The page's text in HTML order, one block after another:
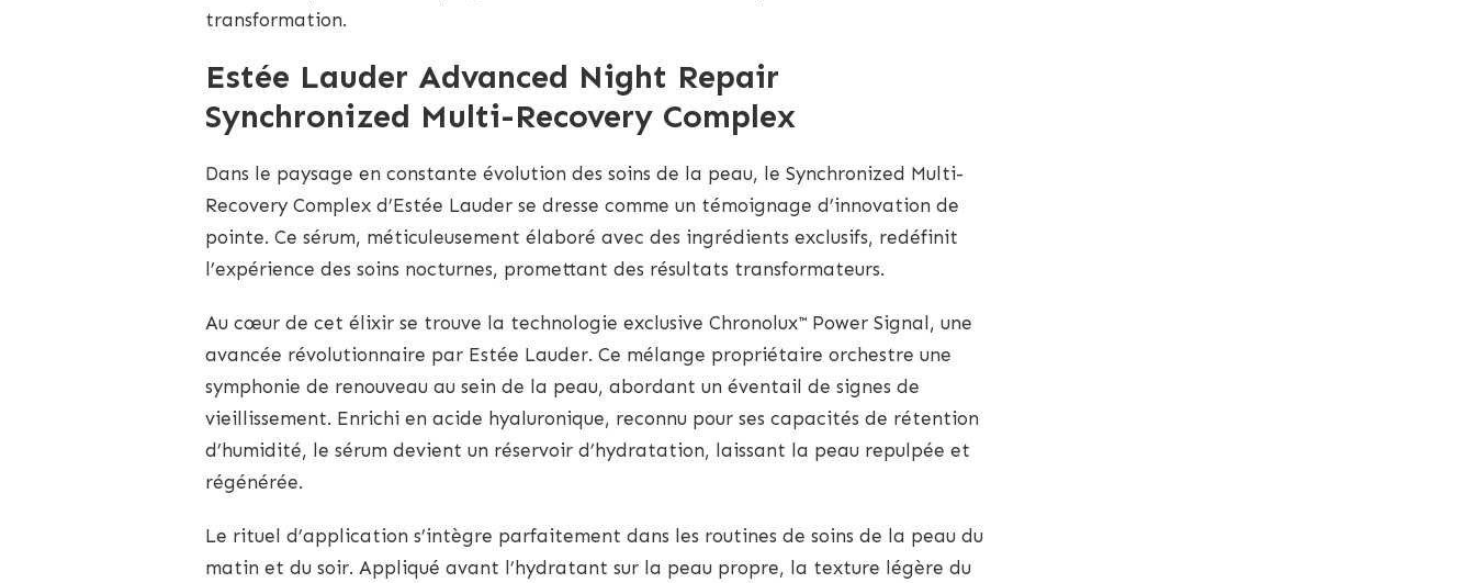
transformation.
Estée Lauder Advanced Night Repair
Synchronized Multi-Recovery Complex
Dans le paysage en constante évolution des soins de la peau, le Synchronized Multi-
Recovery Complex d’Estée Lauder se dresse comme un témoignage d’innovation de
pointe. Ce sérum, méticuleusement élaboré avec des ingrédients exclusifs, redéfinit
l’expérience des soins nocturnes, promettant des résultats transformateurs.
Au cœur de cet élixir se trouve la technologie exclusive Chronolux™ Power Signal, une
avancée révolutionnaire par Estée Lauder. Ce mélange propriétaire orchestre une
symphonie de renouveau au sein de la peau, abordant un éventail de signes de
vieillissement. Enrichi en acide hyaluronique, reconnu pour ses capacités de rétention
d’humidité, le sérum devient un réservoir d’hydratation, laissant la peau repulpée et
régénérée.
Le rituel d’application s’intègre parfaitement dans les routines de soins de la peau du
matin et du soir. Appliqué avant l’hydratant sur la peau propre, la texture légère du